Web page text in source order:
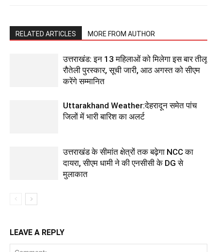
RELATED ARTICLES MORE FROM AUTHOR
उत्तराखंड: इन 13 महिलाओं को मिलेगा इस बार तीलू
रौतेली पुरस्कार, सूची जारी, आठ अगस्त को सीएम
करेंगे सम्मानित
Uttarakhand Weather:देहरादून समेत पांच
जिलों में भारी बारिश का अलर्ट
उत्तराखंड के सीमांत क्षेत्रों तक बढ़ेगा NCC का
दायरा, सीएम धामी ने की एनसीसी के DG से
मुलाकात
LEAVE A REPLY